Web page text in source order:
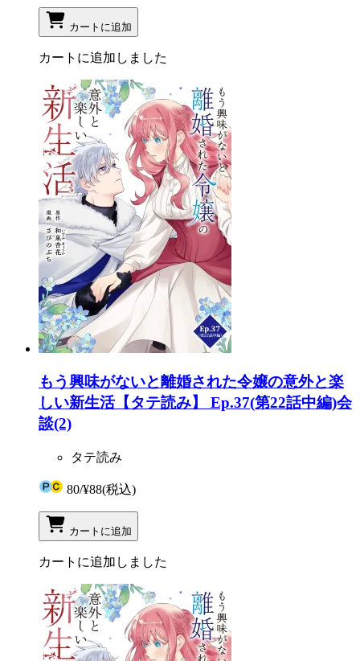
カートに追加
カートに追加しました
もう興味がないと離婚された令嬢の意外と楽
しい新生活【タテ読み】 Ep.37(第22話中編)会
談(2)
タテ読み
80/¥88(税込)
カートに追加
カートに追加しました